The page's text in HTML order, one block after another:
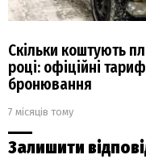
Скільки коштують
році: офіційні
бронювання
7 місяців тому
Залишити